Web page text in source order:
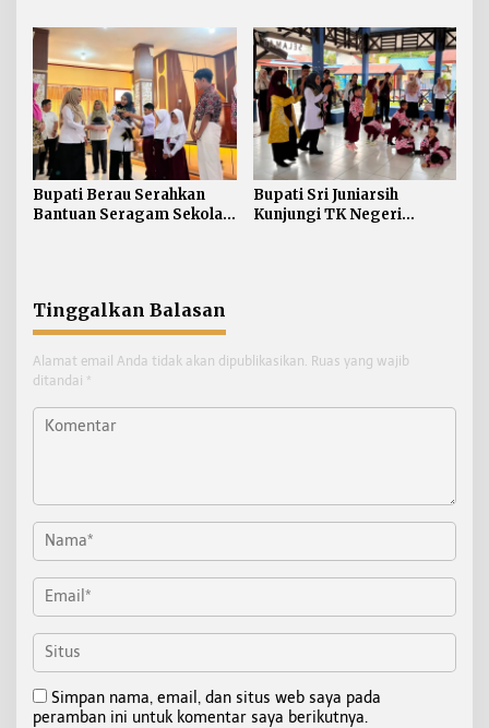
54 Ribu Ton
Bupati Berau Serahkan
Bantuan Seragam Sekolah
Bupati Sri Juniarsih
Kunjungi TK Negeri
Tinggalkan Balasan
Alamat email Anda tidak akan dipublikasikan. Ruas yang wajib
ditandai *
Simpan nama, email, dan situs web saya pada
peramban ini untuk komentar saya berikutnya.